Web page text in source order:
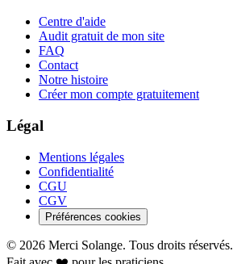
Centre d'aide
Audit gratuit de mon site
FAQ
Contact
Notre histoire
Créer mon compte gratuitement
Légal
Mentions légales
Confidentialité
CGU
CGV
Préférences cookies
© 2026 Merci Solange. Tous droits réservés.